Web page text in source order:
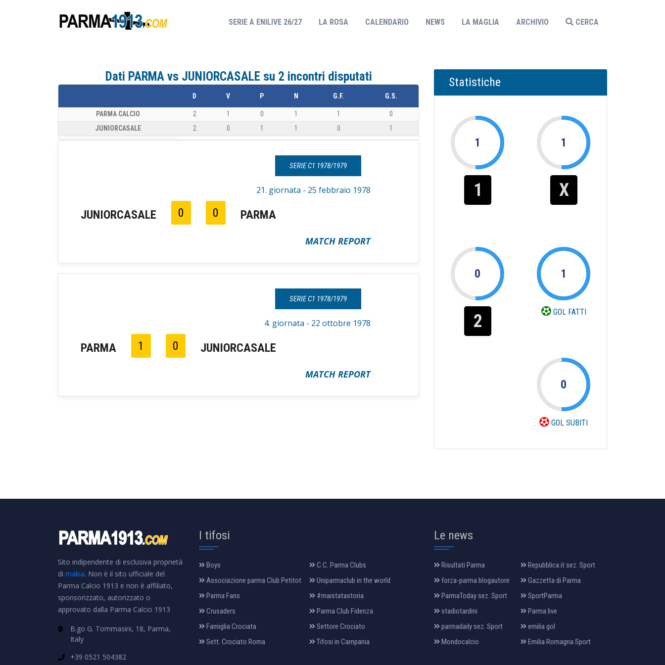
SERIE A ENILIVE 26/27(CURRENT)
LA ROSA CALENDARIO NEWS LA MAGLIA ARCHIVIO CERCA
Dati PARMA vs JUNIORCASALE su 2 incontri disputati
D V P N G.F. G.S.
PARMA CALCIO 2 1 0 1 1
0
JUNIORCASALE
2 0 1 1 0 1
SERIE C1 1978/1979
21. giornata - 25 febbraio 1978
JUNIORCASALE 0 0 PARMA
MATCH REPORT
SERIE C1 1978/1979
4. giornata - 22 ottobre 1978
PARMA 1 0 JUNIORCASALE
MATCH REPORT
Statistiche
1
1
1
X
0
2
1
GOL FATTI
0
GOL SUBITI
Sito indipendente di esclusiva proprietà
di makia. Non è il sito ufficiale del
Parma Calcio 1913 e non è affiliato,
sponsorizzato, autorizzato o
approvato dalla Parma Calcio 1913
B.go G. Tommasini, 18, Parma,
Italy
+39 0521 504382
I tifosi
Boys
C.C. Parma Clubs
Associazione parma Club Petitot
Uniparmaclub in the world
Parma Fans
#maistatastoria
Crusaders
Parma Club Fidenza
Famiglia Crociata
Settore Crociato
Sett. Crociato Roma
Tifosi in Campania
Le news
Risultati Parma
Repubblica.it sez. Sport
forza-parma blogautore
Gazzetta di Parma
ParmaToday sez. Sport
SportParma
stadiotardini
Parma live
parmadaily sez. Sport
emilia gol
Mondocalcio
Emilia Romagna Sport